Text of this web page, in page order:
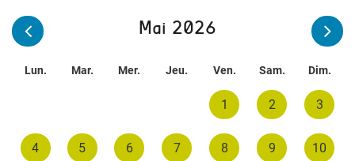
Mai 2026
Lun. Mar. Mer. Jeu. Ven. Sam. Dim.
1 2 3
4 5 6 7 8 9 10